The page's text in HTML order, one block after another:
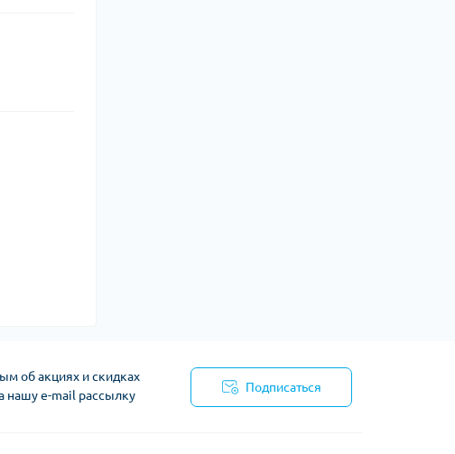
об акциях и скидках
нашу e-mail рассылку
Подписаться